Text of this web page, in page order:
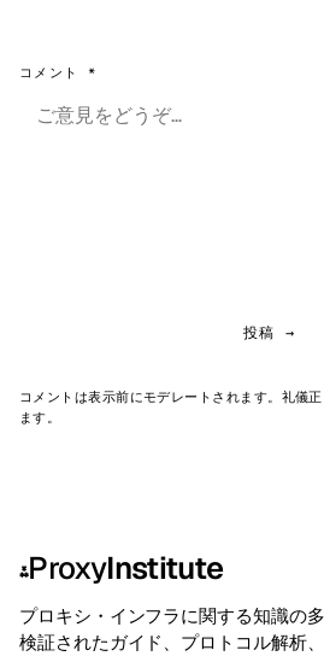
コメント *
投稿 →
コメントは表示前にモデレートされます。礼儀
ます。
⁂ProxyInstitute
プロキシ・インフラに関する知識の
検証されたガイド、プロトコル解析